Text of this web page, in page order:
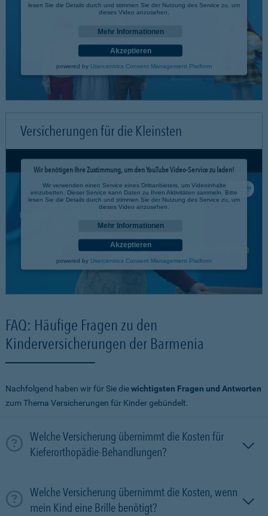
lesen Sie die Details durch und stimmen Sie der Nutzung des Service zu, um
dieses Video anzusehen.
Mehr Informationen
Akzeptieren
powered by Usercentrics Consent Management Platform
Versicherungen für die Kleinsten
Wir benötigen Ihre Zustimmung, um den YouTube Video-Service zu laden!
Wir verwenden einen Service eines Drittanbieters, um Videoinhalte
einzubetten. Dieser Service kann Daten zu Ihren Aktivitäten sammeln. Bitte
lesen Sie die Details durch und stimmen Sie der Nutzung des Service zu, um
dieses Video anzusehen.
Mehr Informationen
Akzeptieren
powered by Usercentrics Consent Management Platform
FAQ: Häufige Fragen zu den
Kinderversicherungen der Barmenia
Nachfolgend haben wir für Sie diewichtigsten Fragen und Antworten
zum Thema Versicherungen für Kinder gebündelt.
Welche Versicherung übernimmt die Kosten für
Kieferorthopädie-Behandlungen?
Welche Versicherung übernimmt die Kosten, wenn
mein Kind eine Brille benötigt?